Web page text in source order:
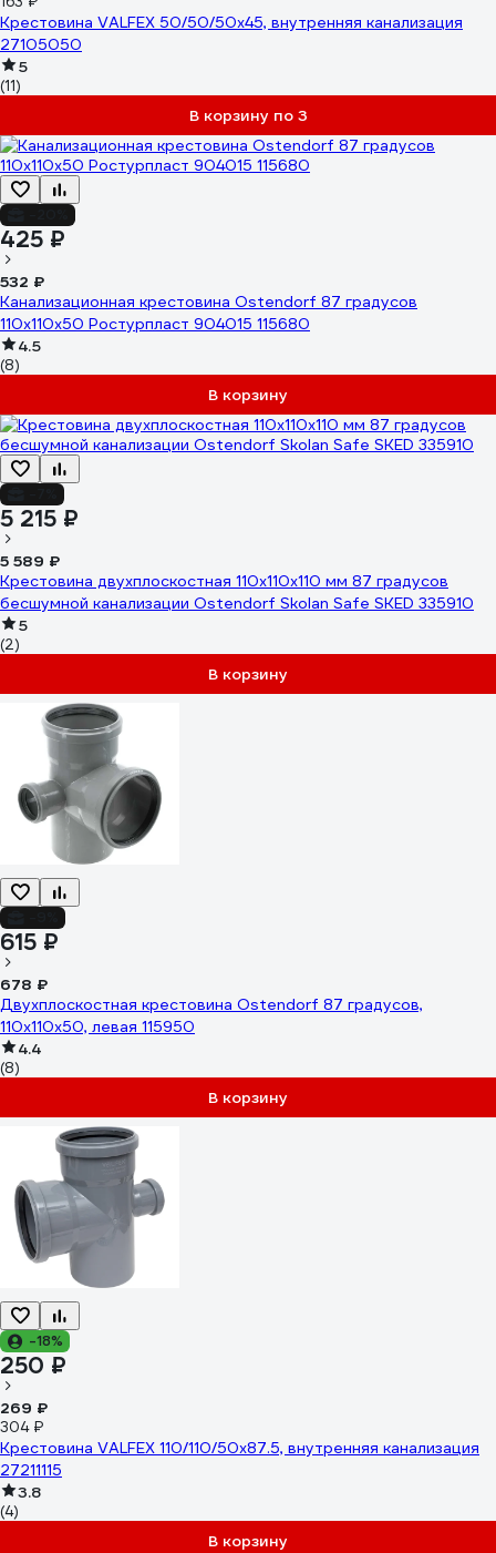
Крестовина VALFEX 50/50/50x45, внутренняя канализация
27105050
5
(11)
В корзину по 3
425 ₽
532 ₽
Канализационная крестовина Ostendorf 87 градусов
110х110х50 Ростурпласт 904015 115680
4.5
(8)
В корзину
5 215 ₽
5 589 ₽
Крестовина двухплоскостная 110х110х110 мм 87 градусов
бесшумной канализации Ostendorf Skolan Safe SKED 335910
5
(2)
В корзину
615 ₽
678 ₽
Двухплоскостная крестовина Ostendorf 87 градусов,
110х110х50, левая 115950
4.4
(8)
В корзину
-18%
250 ₽
269 ₽
304 ₽
Крестовина VALFEX 110/110/50x87.5, внутренняя канализация
27211115
3.8
(4)
В корзину